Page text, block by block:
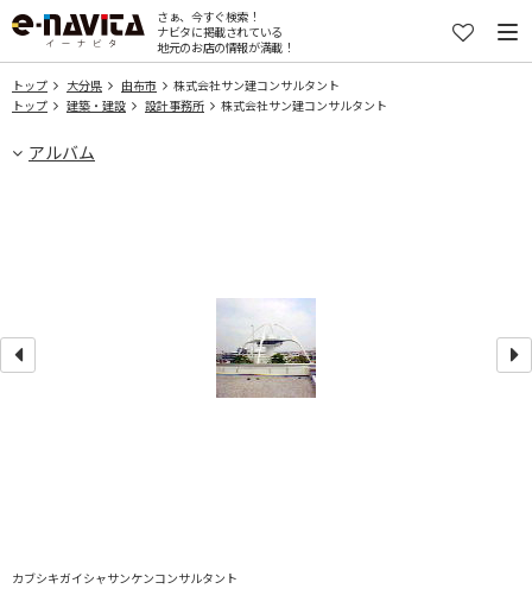
さぁ、今すぐ検索！
ナビタに掲載されている
地元のお店の情報が満載！
トップ 大分県 由布市
株式会社サン建コンサルタント
トップ
建築・建設 設計事務所 株式会社サン建コンサルタント
アルバム
カブシキガイシャサンケンコンサルタント